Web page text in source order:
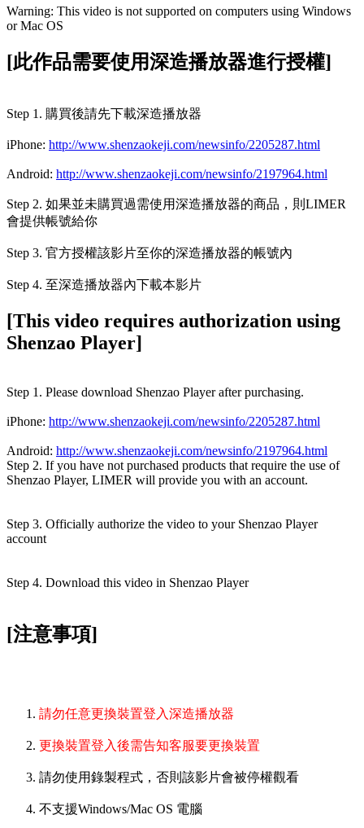
Warning: This video is not supported on computers using Windows
or Mac OS
[此作品需要使用深造播放器進行授權]
Step 1. 購買後請先下載深造播放器
iPhone: http://www.shenzaokeji.com/newsinfo/2205287.html
Android: http://www.shenzaokeji.com/newsinfo/2197964.html
Step 2. 如果並未購買過需使用深造播放器的商品，則LIMER
會提供帳號給你
Step 3. 官方授權該影片至你的深造播放器的帳號內
Step 4. 至深造播放器內下載本影片
[This video requires authorization using
Shenzao Player]
Step 1. Please download Shenzao Player after purchasing.
iPhone: http://www.shenzaokeji.com/newsinfo/2205287.html
Android: http://www.shenzaokeji.com/newsinfo/2197964.html
Step 2. If you have not purchased products that require the use of
Shenzao Player, LIMER will provide you with an account.
Step 3. Officially authorize the video to your Shenzao Player
account
Step 4. Download this video in Shenzao Player
[注意事項]
請勿任意更換裝置登入深造播放器
更換裝置登入後需告知客服要更換裝置
請勿使用錄製程式，否則該影片會被停權觀看
不支援Windows/Mac OS 電腦